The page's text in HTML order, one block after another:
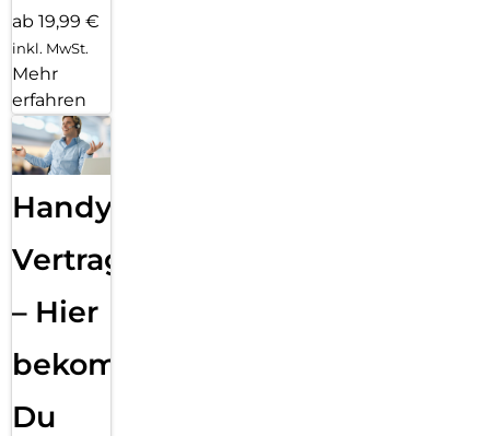
ab 19,99 €
inkl. MwSt.
Mehr
erfahren
Handy
Vertragsabwicklung
– Hier
bekommst
Du